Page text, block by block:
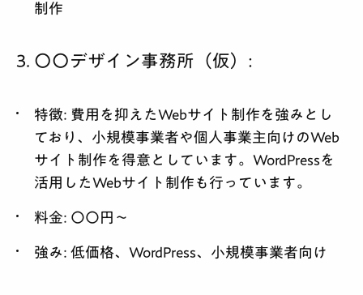
制作
3. 〇〇デザイン事務所（仮）:
特徴: 費用を抑えたWebサイト制作を強みとし
ており、小規模事業者や個人事業主向けのWeb
サイト制作を得意としています。WordPressを
活用したWebサイト制作も行っています。
料金: 〇〇円～
強み: 低価格、WordPress、小規模事業者向け